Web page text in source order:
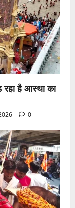
रहा है आस्था का
0